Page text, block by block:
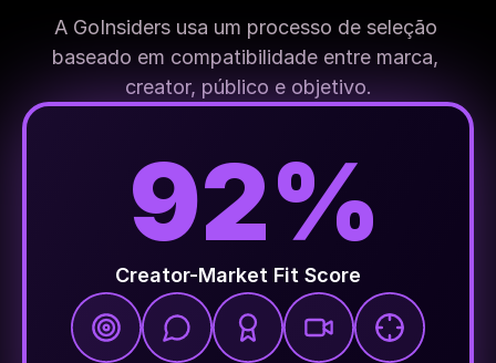
A GoInsiders usa um processo de seleção
baseado em compatibilidade entre marca,
creator, público e objetivo.
92%
Creator-Market Fit Score